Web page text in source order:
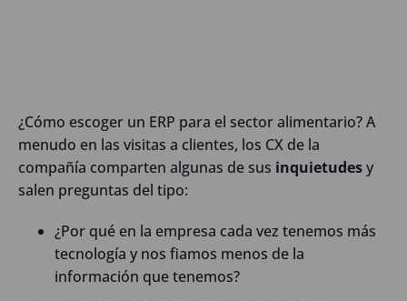
¿Cómo escoger un ERP para el sector alimentario? A
menudo en las visitas a clientes, los CX de la
compañía comparten algunas de sus inquietudesy
salen preguntas del tipo:
¿Por qué en la empresa cada vez tenemos más
tecnología y nos fiamos menos de la
información que tenemos?